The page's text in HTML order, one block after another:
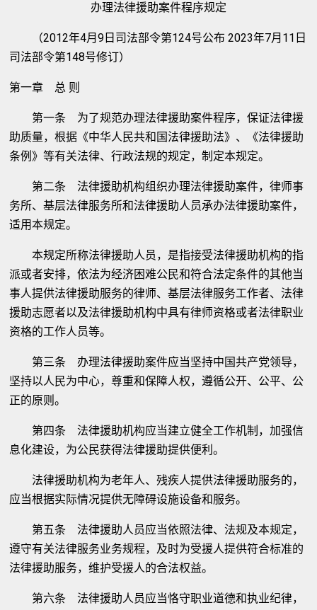
办理法律援助案件程序规定
（2012年4月9日司法部令第124号公布 2023年7月11日
司法部令第148号修订）
第一章 总 则
第一条 为了规范办理法律援助案件程序，保证法律援
助质量，根据《中华人民共和国法律援助法》、《法律援助
条例》等有关法律、行政法规的规定，制定本规定。
第二条 法律援助机构组织办理法律援助案件，律师事
务所、基层法律服务所和法律援助人员承办法律援助案件，
适用本规定。
本规定所称法律援助人员，是指接受法律援助机构的指
派或者安排，依法为经济困难公民和符合法定条件的其他当
事人提供法律援助服务的律师、基层法律服务工作者、法律
援助志愿者以及法律援助机构中具有律师资格或者法律职业
资格的工作人员等。
第三条 办理法律援助案件应当坚持中国共产党领导，
坚持以人民为中心，尊重和保障人权，遵循公开、公平、公
正的原则。
第四条 法律援助机构应当建立健全工作机制，加强信
息化建设，为公民获得法律援助提供便利。
法律援助机构为老年人、残疾人提供法律援助服务的，
应当根据实际情况提供无障碍设施设备和服务。
第五条 法律援助人员应当依照法律、法规及本规定，
遵守有关法律服务业务规程，及时为受援人提供符合标准的
法律援助服务，维护受援人的合法权益。
第六条 法律援助人员应当恪守职业道德和执业纪律，